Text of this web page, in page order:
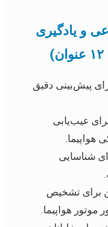
و یادگیری
پیش‌بینی دقیق
عیب‌یابی
هواپیما.
شناسایی
برای تشخیص
موتور هواپیما.